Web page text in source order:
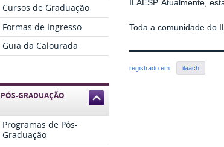
Cursos de Graduação
Formas de Ingresso
Guia da Calourada
PÓS-GRADUAÇÃO
Programas de Pós-
Graduação
ILAESP. Atualmente,
Toda a comunidade do
registrado em: ilaach